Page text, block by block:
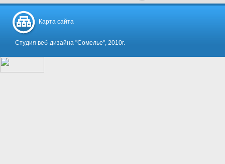
Карта сайта
Студия веб-дизайна "Сомелье", 2010г.